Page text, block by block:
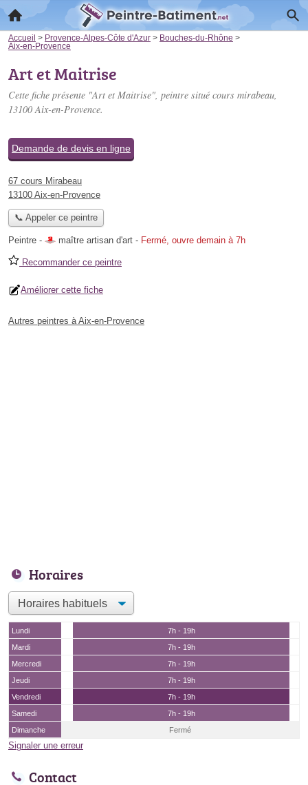
Accueil > Provence-Alpes-Côte d'Azur > Bouches-du-Rhône >
Aix-en-Provence
Art et Maitrise
Cette fiche présente "Art et Maitrise", peintre situé cours mirabeau,
13100 Aix-en-Provence.
Demande de devis en ligne
67 cours Mirabeau
13100 Aix-en-Provence
📞 Appeler ce peintre
Peintre - maître artisan d'art - Fermé, ouvre demain à 7h
Recommander ce peintre
Améliorer cette fiche
Autres peintres à Aix-en-Provence
Horaires
Lundi
7h - 19h
Mardi
7h - 19h
Mercredi
7h - 19h
Jeudi
7h - 19h
Vendredi
7h - 19h
Samedi
7h - 19h
Dimanche
Fermé
Signaler une erreur
Contact